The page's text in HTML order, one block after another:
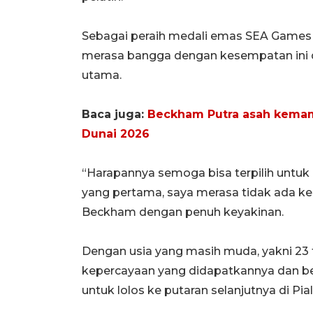
Sebagai peraih medali emas SEA
merasa bangga dengan kesempatan
utama.
Baca juga: Beckham Putra asah
Dunai 2026
“Harapannya semoga bisa terpilih
yang pertama, saya merasa tidak ada
Beckham dengan penuh keyakinan.
Dengan usia yang masih muda, yakni
kepercayaan yang didapatkannya dan
untuk lolos ke putaran selanjutnya di